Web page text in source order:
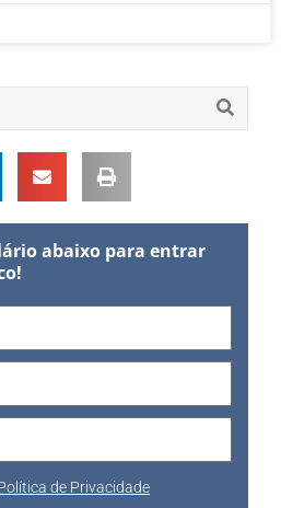
abaixo para entrar
de Privacidade